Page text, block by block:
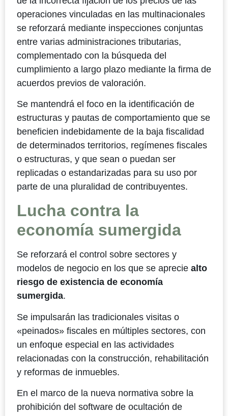
operaciones vinculadas en las multinacionales
se reforzará mediante inspecciones conjuntas
entre varias administraciones tributarias,
complementado con la búsqueda del
cumplimiento a largo plazo mediante la firma de
acuerdos previos de valoración.
Se mantendrá el foco en la identificación de
estructuras y pautas de comportamiento que se
beneficien indebidamente de la baja fiscalidad
de determinados territorios, regímenes fiscales
o estructuras, y que sean o puedan ser
replicadas o estandarizadas para su uso por
parte de una pluralidad de contribuyentes.
Lucha contra la
economía sumergida
Se reforzará el control sobre sectores y
modelos de negocio en los que se aprecie alto
riesgo de existencia de economía
sumergida.
Se impulsarán las tradicionales visitas o
«peinados» fiscales en múltiples sectores, con
un enfoque especial en las actividades
relacionadas con la construcción, rehabilitación
y reformas de inmuebles.
En el marco de la nueva normativa sobre la
prohibición del software de ocultación de